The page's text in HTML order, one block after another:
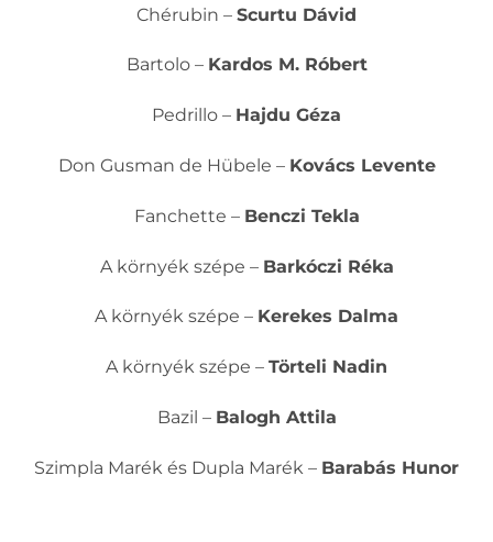
Chérubin – Scurtu Dávid
Bartolo – Kardos M. Róbert
Pedrillo – Hajdu Géza
Don Gusman de Hübele – Kovács Levente
Fanchette – Benczi Tekla
A környék szépe – Barkóczi Réka
A környék szépe – Kerekes Dalma
A környék szépe – Törteli Nadin
Bazil – Balogh Attila
Szimpla Marék és Dupla Marék – Barabás Hunor